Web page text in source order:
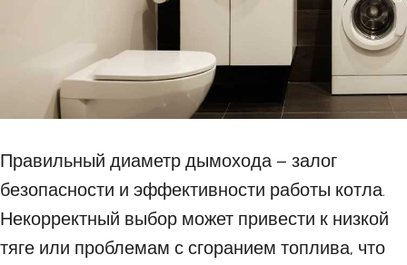
Правильный диаметр дымохода – залог
безопасности и эффективности работы котла.
Некорректный выбор может привести к низкой
тяге или проблемам с сгоранием топлива, что